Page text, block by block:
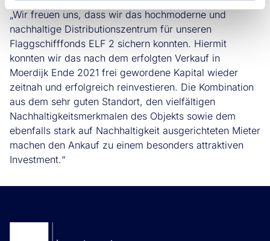
„Wir freuen uns, dass wir das hochmoderne und
nachhaltige Distributionszentrum für unseren
Flaggschifffonds ELF 2 sichern konnten. Hiermit
konnten wir das nach dem erfolgten Verkauf in
Moerdijk Ende 2021 frei gewordene Kapital wieder
zeitnah und erfolgreich reinvestieren. Die Kombination
aus dem sehr guten Standort, den vielfältigen
Nachhaltigkeitsmerkmalen des Objekts sowie dem
ebenfalls stark auf Nachhaltigkeit ausgerichteten Mieter
machen den Ankauf zu einem besonders attraktiven
Investment.“